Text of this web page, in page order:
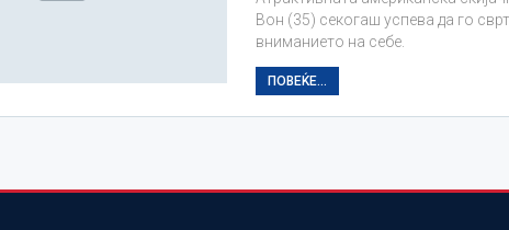
Вон (35) секогаш успева да го
вниманието на себе.
ПОВЕЌЕ...